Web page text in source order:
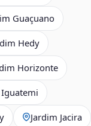
Guaçuano
Hedy
Horizonte
Jardim Jacira